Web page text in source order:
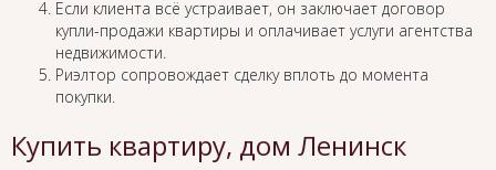
Если клиента всё устраивает, он заключает договор
купли-продажи квартиры и оплачивает услуги агентства
недвижимости.
Риэлтор сопровождает сделку вплоть до момента
покупки.
Купить квартиру, дом Ленинск